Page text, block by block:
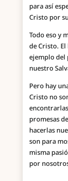
para así
Cristo por
Todo eso y
de Cristo. El
ejemplo del
nuestro
Pero hay
Cristo no
promesas
hacerlas
son para
misma
por